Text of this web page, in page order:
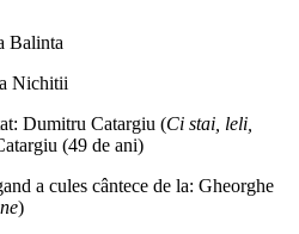
Balinta
Nichitii
Dumitru Catargiu (Ci stai, leli,
(49 de ani)
a cules cântece de la: Gheorghe
)